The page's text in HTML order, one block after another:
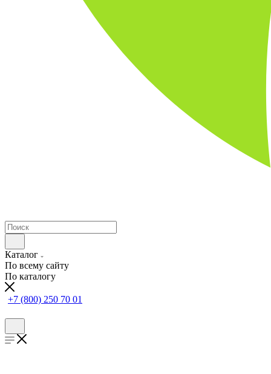
Каталог
По всему сайту
По каталогу
+7 (800) 250 70 01